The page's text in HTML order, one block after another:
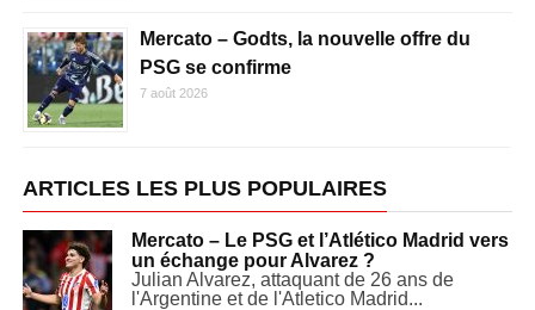
Mercato – Godts, la nouvelle offre du
PSG se confirme
7 août 2026
ARTICLES LES PLUS POPULAIRES
Mercato – Le PSG et l’Atlético Madrid vers
un échange pour Alvarez ?
Julian Alvarez, attaquant de 26 ans de
l'Argentine et de l'Atletico Madrid...